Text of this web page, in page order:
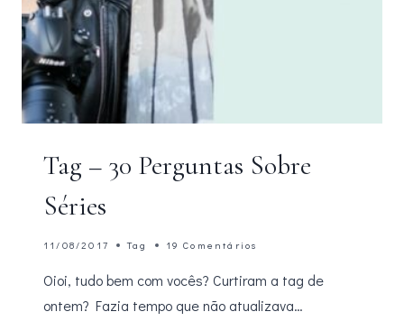
Tag – 30 Perguntas Sobre
Séries
11/08/2017 Tag 19 Comentários
Oioi, tudo bem com vocês? Curtiram a tag de
ontem? Fazia tempo que não atualizava…